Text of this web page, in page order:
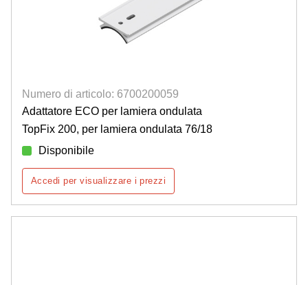
Numero di articolo: 6700200059
Adattatore ECO per lamiera ondulata
TopFix 200, per lamiera ondulata 76/18
Disponibile
Accedi per visualizzare i prezzi